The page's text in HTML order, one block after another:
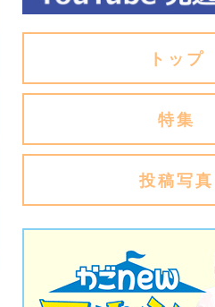
トップ
特集
投稿写真